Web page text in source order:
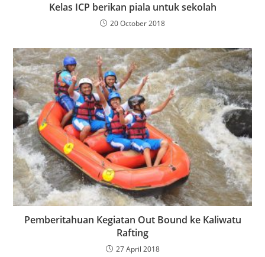
Kelas ICP berikan piala untuk sekolah
20 October 2018
Pemberitahuan Kegiatan Out Bound ke Kaliwatu
Rafting
27 April 2018